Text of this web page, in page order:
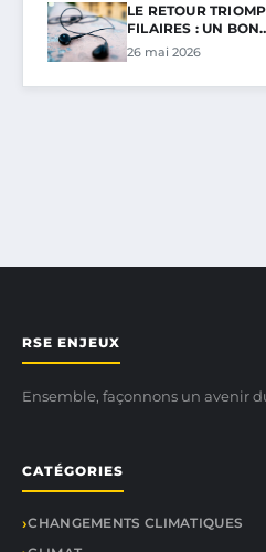
LE RETOUR
FILAIRES : UN
26 mai 2026
RSE ENJEUX
Ensemble, façonnons un avenir
CATÉGORIES
CHANGEMENTS CLIMATIQUES